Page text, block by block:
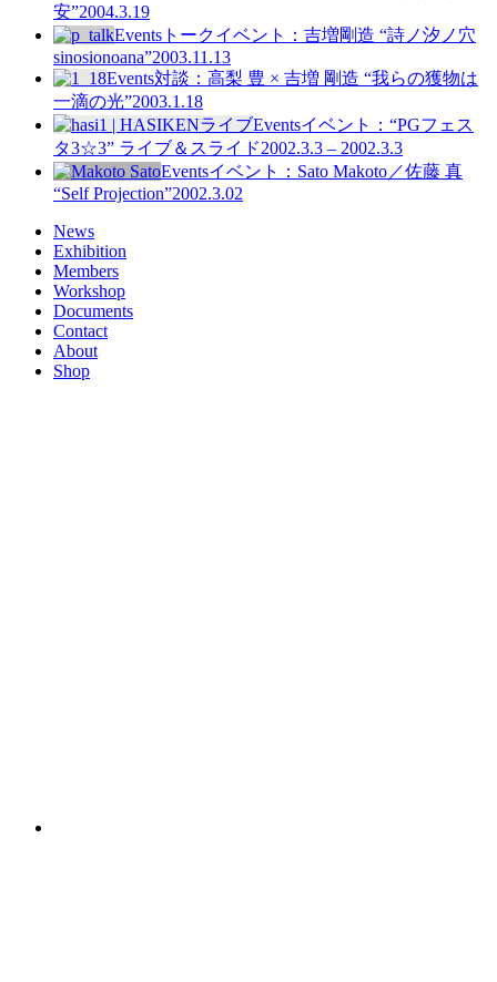
安”2004.3.19
Events トークイベント：吉増剛造 “詩ノ汐ノ穴
sinosionoana”2003.11.13
Events対談：高梨 豊 × 吉増 剛造 “我らの獲物は
一滴の光”2003.1.18
Eventsイベント：“PGフェス
タ3☆3” ライブ＆スライド2002.3.3 – 2002.3.3
Eventsイベント：Sato Makoto／佐藤 真
“Self Projection”2002.3.02
News
Exhibition
Members
Workshop
Documents
Contact
About
Shop